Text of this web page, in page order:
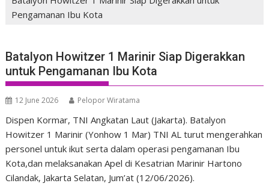
Pengamanan Ibu Kota
Batalyon Howitzer 1 Marinir Siap Digerakkan
untuk Pengamanan Ibu Kota
12 June 2026 Pelopor Wiratama
Dispen Kormar, TNI Angkatan Laut (Jakarta). Batalyon
Howitzer 1 Marinir (Yonhow 1 Mar) TNI AL turut mengerahkan
personel untuk ikut serta dalam operasi pengamanan Ibu
Kota,dan melaksanakan Apel di Kesatrian Marinir Hartono
Cilandak, Jakarta Selatan, Jum’at (12/06/2026).